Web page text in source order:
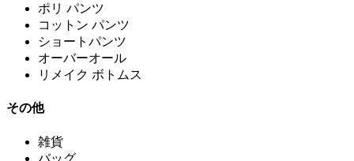
ポリ パンツ
コットン パンツ
ショートパンツ
オーバーオール
リメイク ボトムス
その他
雑貨
バッグ